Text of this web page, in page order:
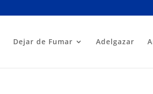
Dejar de Fumar Adelgazar